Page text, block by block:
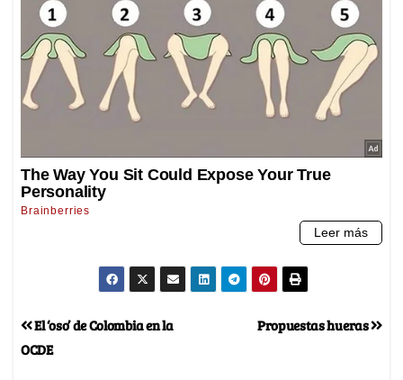
Propuestas hueras
El ‘oso’ de Colombia en la
OCDE